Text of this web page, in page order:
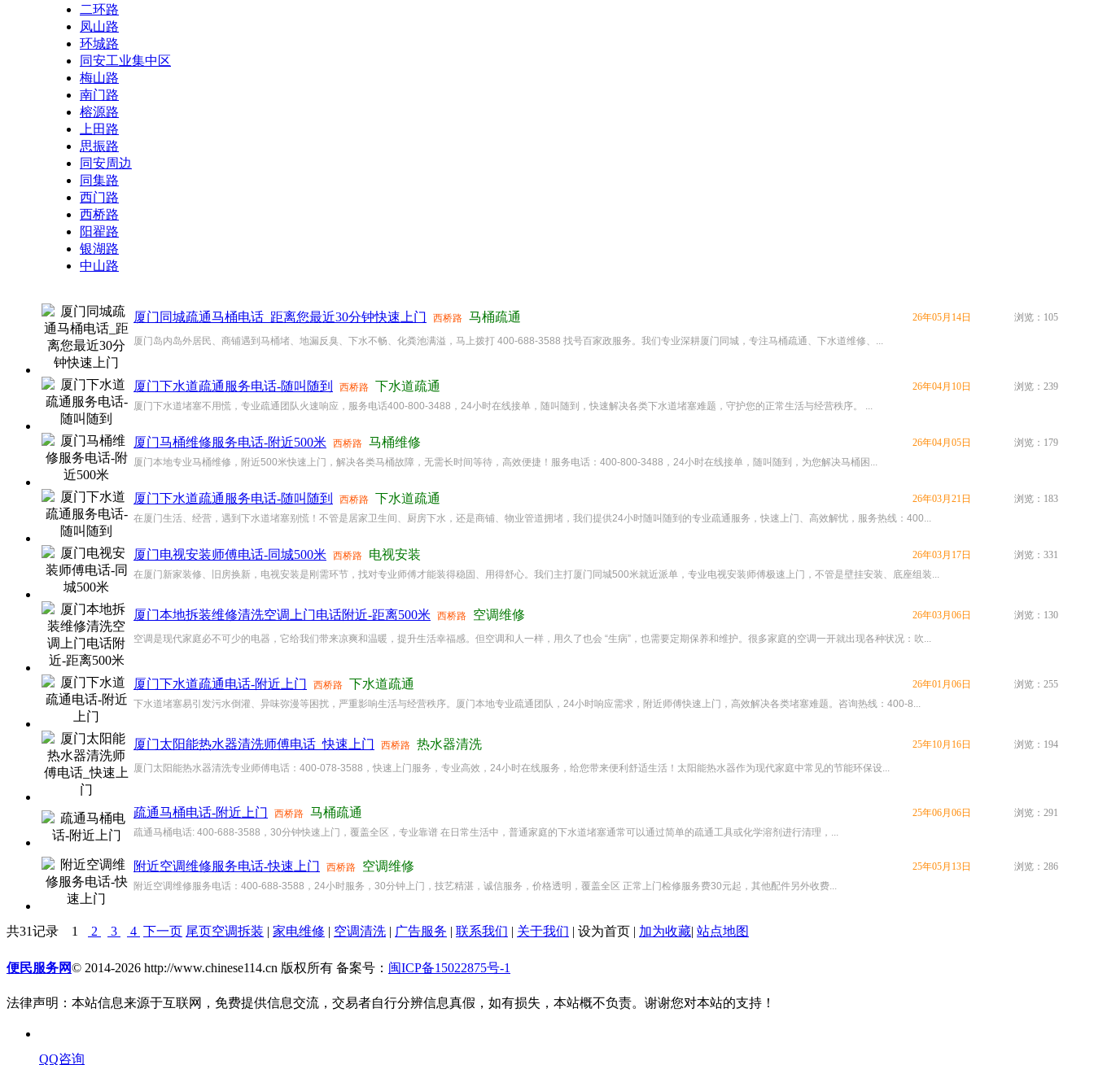
二环路
凤山路
环城路
同安工业集中区
梅山路
南门路
榕源路
上田路
思振路
同安周边
同集路
西门路
西桥路
阳翟路
银湖路
中山路
厦门同城疏通马桶电话_距离您最近30分钟快速上门 西桥路 马桶疏通 26年05月14日 浏览：105
厦门岛内岛外居民、商铺遇到马桶堵、地漏反臭、下水不畅、化粪池满溢，马上拨打 400-688-3588 找号百家政服务。我们专业深耕厦门同城，专注马桶疏通、下水道维修、...
厦门下水道疏通服务电话-随叫随到 西桥路 下水道疏通 26年04月10日
浏览：239
厦门下水道堵塞不用慌，专业疏通团队火速响应，服务电话400-800-3488，24小时在线接单，随叫随到，快速解决各类下水道堵塞难题，守护您的正常生活与经营秩序。 ...
厦门马桶维修服务电话-附近500米 西桥路 马桶维修 26年04月05日
浏览：179
厦门本地专业马桶维修，附近500米快速上门，解决各类马桶故障，无需长时间等待，高效便捷！服务电话：400-800-3488，24小时在线接单，随叫随到，为您解决马桶困...
厦门下水道疏通服务电话-随叫随到 西桥路 下水道疏通 26年03月21日
浏览：183
在厦门生活、经营，遇到下水道堵塞别慌！不管是居家卫生间、厨房下水，还是商铺、物业管道拥堵，我们提供24小时随叫随到的专业疏通服务，快速上门、高效解忧，服务热线：400...
厦门电视安装师傅电话-同城500米 西桥路 电视安装 26年03月17日
浏览：331
在厦门新家装修、旧房换新，电视安装是刚需环节，找对专业师傅才能装得稳固、用得舒心。我们主打厦门同城500米就近派单，专业电视安装师傅极速上门，不管是壁挂安装、底座组装...
厦门本地拆装维修清洗空调上门电话附近-距离500米 西桥路 空调维修 26年03月06日 浏览：130
空调是现代家庭必不可少的电器，它给我们带来凉爽和温暖，提升生活幸福感。但空调和人一样，用久了也会 “生病”，也需要定期保养和维护。很多家庭的空调一开就出现各种状况：吹...
厦门下水道疏通电话-附近上门 西桥路 下水道疏通 26年01月06日
浏览：255
下水道堵塞易引发污水倒灌、异味弥漫等困扰，严重影响生活与经营秩序。厦门本地专业疏通团队，24小时响应需求，附近师傅快速上门，高效解决各类堵塞难题。咨询热线：400-8...
厦门太阳能热水器清洗师傅电话_快速上门 西桥路 热水器清洗 25年10月16日 浏览：194
厦门太阳能热水器清洗专业师傅电话：400-078-3588，快速上门服务，专业高效，24小时在线服务，给您带来便利舒适生活！太阳能热水器作为现代家庭中常见的节能环保设...
疏通马桶电话-附近上门 西桥路 马桶疏通 25年06月06日
浏览：291
疏通马桶电话: 400-688-3588，30分钟快速上门，覆盖全区，专业靠谱 在日常生活中，普通家庭的下水道堵塞通常可以通过简单的疏通工具或化学溶剂进行清理，...
附近空调维修服务电话-快速上门 西桥路 空调维修 25年05月13日
浏览：286
附近空调维修服务电话：400-688-3588，24小时服务，30分钟上门，技艺精湛，诚信服务，价格透明，覆盖全区 正常上门检修服务费30元起，其他配件另外收费...
共31记录 1 2 3 4 下一页 尾页空调拆装 | 家电维修 | 空调清洗 | 广告服务 | 联系我们 | 关于我们 | 设为首页 | 加为收藏| 站点地图
便民服务网© 2014-2026 http://www.chinese114.cn 版权所有 备案号： 闽ICP备15022875号-1
法律声明：本站信息来源于互联网，免费提供信息交流，交易者自行分辨信息真假，如有损失，本站概不负责。谢谢您对本站的支持！
QQ咨询